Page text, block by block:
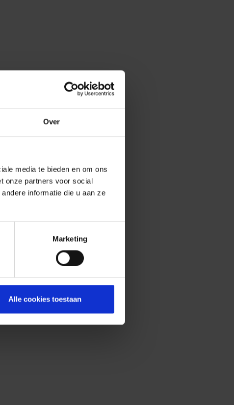
Over
media te bieden en om ons
onze partners voor social
informatie die u aan ze
Marketing
Alle cookies toestaan